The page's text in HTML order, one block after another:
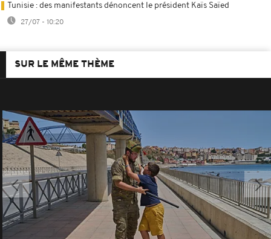
Tunisie : des manifestants dénoncent le président Kaïs Saïed
27/07 - 10:20
SUR LE MÊME THÈME